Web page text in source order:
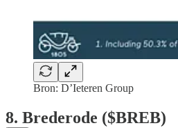
Bron: D’Ieteren Group
8. Brederode ($BREB)